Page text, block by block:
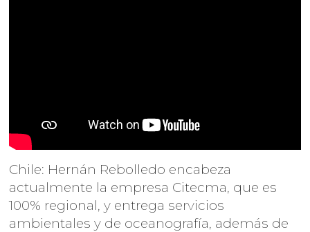
Chile: Hernán Rebolledo encabeza
actualmente la empresa Citecma, que es
100% regional, y entrega servicios
ambientales y de oceanografía, además de